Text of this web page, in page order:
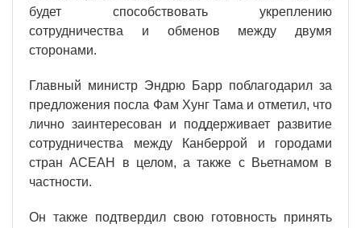
будет способствовать укреплению
сотрудничества и обменов между двумя
сторонами.
Главный министр Эндрю Барр поблагодарил за
предложения посла Фам Хунг Тама и отметил, что
лично заинтересован и поддерживает развитие
сотрудничества между Канберрой и городами
стран АСЕАН в целом, а также с Вьетнамом в
частности.
Он также подтвердил свою готовность принять